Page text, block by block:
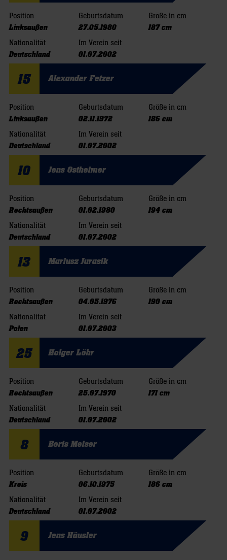
Position
Linksaußen
Geburtsdatum
27.05.1980
Größe in cm
187 cm
Nationalität
Deutschland
Im Verein seit
01.07.2002
15 Alexander Fetzer
Position
Linksaußen
Geburtsdatum
02.11.1972
Größe in cm
186 cm
Nationalität
Deutschland
Im Verein seit
01.07.2002
10 Jens Ostheimer
Position
Rechtsaußen
Geburtsdatum
01.02.1980
Größe in cm
194 cm
Nationalität
Deutschland
Im Verein seit
01.07.2002
13 Mariusz Jurasik
Position
Rechtsaußen
Geburtsdatum
04.05.1976
Größe in cm
190 cm
Nationalität
Polen
Im Verein seit
01.07.2003
25 Holger Löhr
Position
Rechtsaußen
Geburtsdatum
25.07.1970
Größe in cm
171 cm
Nationalität
Deutschland
Im Verein seit
01.07.2002
8 Boris Meiser
Position
Kreis
Geburtsdatum
06.10.1975
Größe in cm
186 cm
Nationalität
Deutschland
Im Verein seit
01.07.2002
9 Jens Häusler